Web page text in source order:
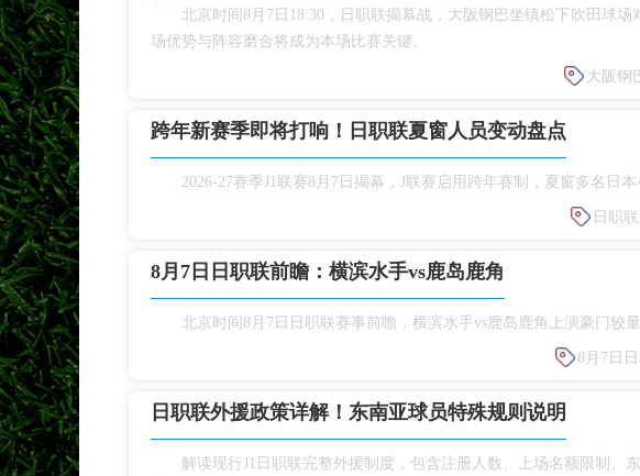
北京时间8月7日18:30，日职联揭幕战，大阪钢巴坐镇松下吹田球
场优势与阵容磨合将成为本场比赛关键。
大阪钢
跨年新赛季即将打响！日职联夏窗人员变动盘点
2026‑27赛季J1联赛8月7日揭幕，J联赛启用跨年赛制，夏窗多名日
日职
8月7日日职联前瞻：横滨水手vs鹿岛鹿角
北京时间8月7日日职联赛事前瞻，横滨水手vs鹿岛鹿角上演豪门较
8月7日
日职联外援政策详解！东南亚球员特殊规则说明
解读现行J1日职联完整外援制度，包含注册人数、上场名额限制、